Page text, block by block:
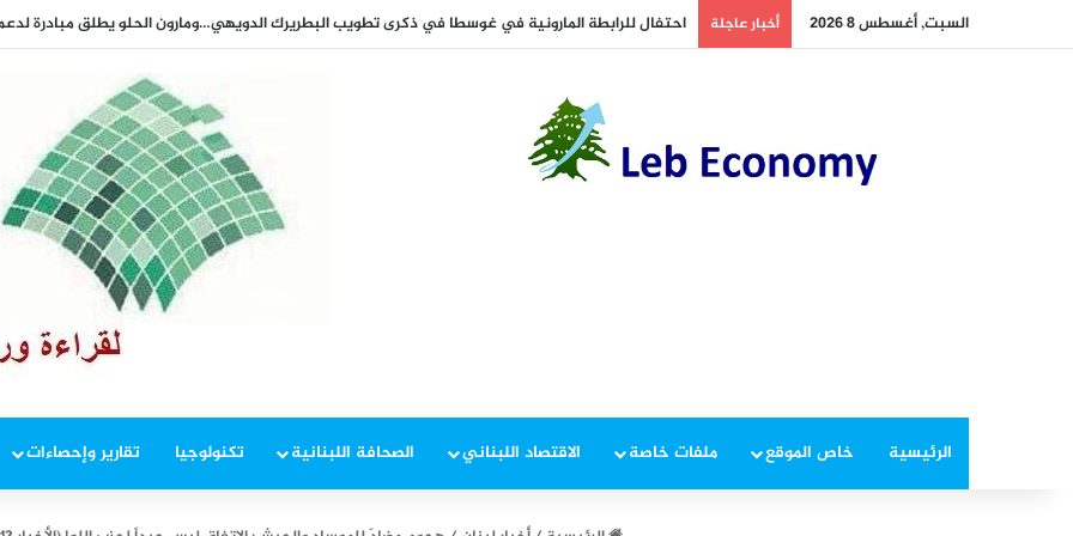
السبت, أغسطس 8 2026 أخبار عاجلة
الرئيسية خاص الموقع ملفات خاصة الاقتصاد اللبناني الصحافة اللبنانية تكنولوجيا تقارير وإحصاءات